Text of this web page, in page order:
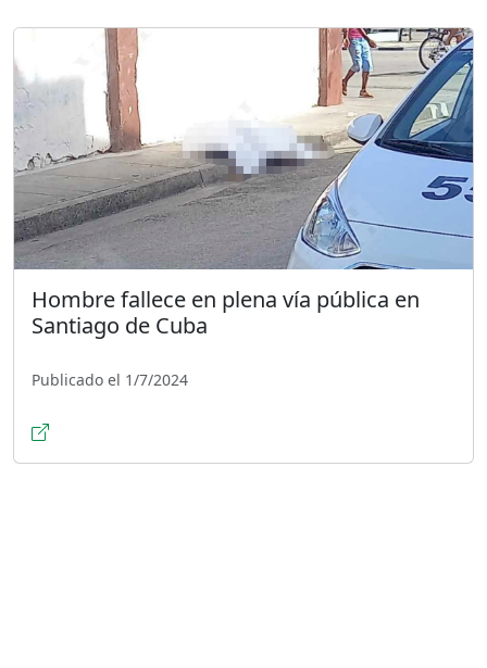
Hombre fallece en plena vía pública en
Santiago de Cuba
Publicado el 1/7/2024